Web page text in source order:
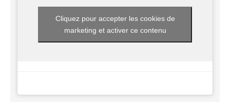
Cliquez pour accepter les cookies de
marketing et activer ce contenu